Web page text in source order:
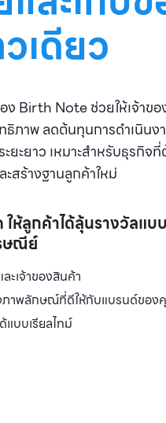
เดียว
Birth Note ช่วยให้เจ้าข
ภาพ ลดต้นทุนการดำเนินง
ยะยาว เหมาะสำหรับธุรกิจ
สร้างฐานลูกค้าใหม่
ห้ลูกค้าได้ลุ้นรางวัลแบ
ษณีย์
เจ้าของสินค้า
ภาพลักษณ์ที่ดีให้กับแบรนด์ขอ
บบเรียลไทม์